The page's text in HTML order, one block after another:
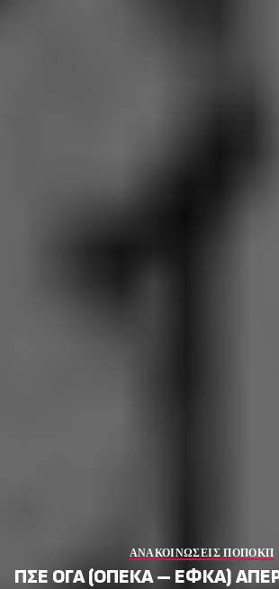
ΑΝΑΚΟΙΝΩΣΕΙΣ ΠΟΠΟΚΠ
ΠΣΕ ΟΓΑ (ΟΠΕΚΑ – ΕΦΚΑ)